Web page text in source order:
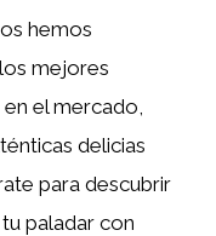
hemos
mejores
el mercado,
delicias
para descubrir
paladar con